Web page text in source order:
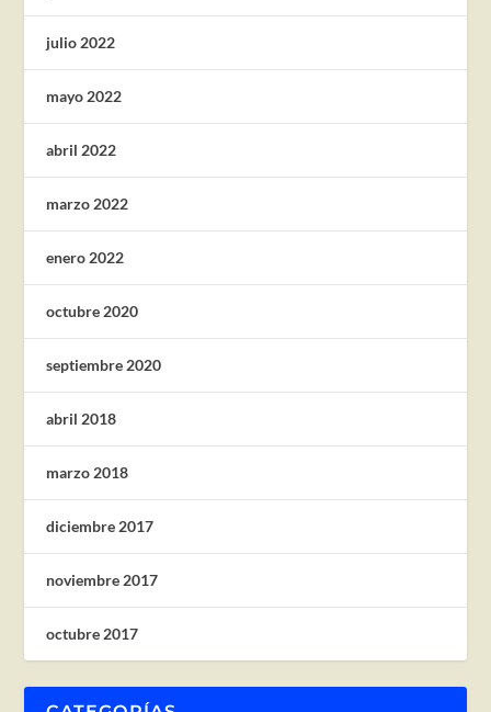
julio 2022
mayo 2022
abril 2022
marzo 2022
enero 2022
octubre 2020
septiembre 2020
abril 2018
marzo 2018
diciembre 2017
noviembre 2017
octubre 2017